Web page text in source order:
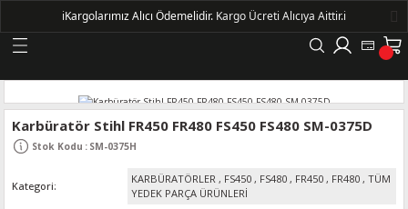
Geri Dön
Karbüratör Stihl FR450 FR480 FS450 FS480 SM-0375D
Stok Kodu : SM-0375H
Kategori
KARBÜRATÖRLER , FS450 , FS480 , FR450 , FR480 , TÜM
YEDEK PARÇA ÜRÜNLERİ
ℹ️Kargolarımız Alıcı Ödemelidir. Kargo Ücreti Alıcıya Aittir.ℹ️